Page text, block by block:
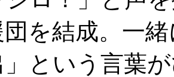
を結成。一
」という言葉